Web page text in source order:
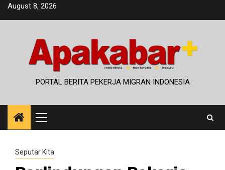
SkipAugust 8, 2026
PORTAL BERITA PEKERJA MIGRAN INDONESIA
Primary
Menu
Seputar Kita